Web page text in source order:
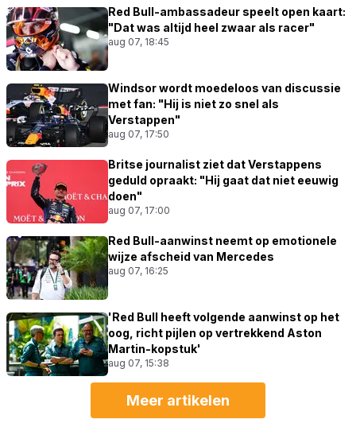
Red Bull-ambassadeur speelt open kaart:
"Dat was altijd heel zwaar als racer"
aug 07, 18:45
Windsor wordt moedeloos van discussie
met fan: "Hij is niet zo snel als
Verstappen"
aug 07, 17:50
Britse journalist ziet dat Verstappens
geduld opraakt: "Hij gaat dat niet eeuwig
doen"
aug 07, 17:00
Red Bull-aanwinst neemt op emotionele
wijze afscheid van Mercedes
aug 07, 16:25
'Red Bull heeft volgende aanwinst op het
oog, richt pijlen op vertrekkend Aston
Martin-kopstuk'
aug 07, 15:38
Meer artikelen